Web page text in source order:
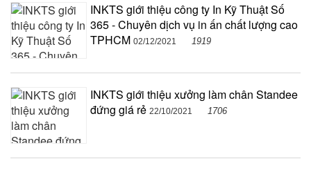
INKTS giới thiệu công ty In Kỹ Thuật Số
365 - Chuyên dịch vụ in ấn chất lượng cao
TPHCM 02/12/2021 1919
INKTS giới thiệu xưởng làm chân Standee
đứng giá rẻ 22/10/2021 1706